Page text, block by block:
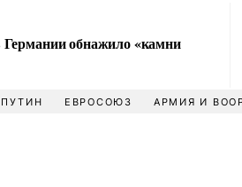
обнажило «камни
ЕВРОСОЮЗ АРМИЯ И